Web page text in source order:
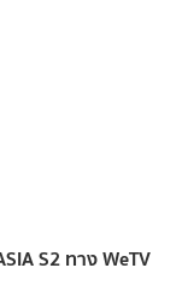
S2 ทาง WeTV